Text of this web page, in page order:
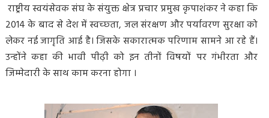
राष्ट्रीय स्वयंसेवक संघ के संयुक्त क्षेत्र प्रचार प्रमुख कृपाशंकर ने कहा कि
2014 के बाद से देश में स्वच्छ्ता, जल संरक्षण और पर्यावरण सुरक्षा को
लेकर नई जागृति आई है। जिसके सकारात्मक परिणाम सामने आ रहे हैं।
उन्होंने कहा की भावी पीढ़ी को इन तीनों विषयों पर गंभीरता और
जिम्मेदारी के साथ काम करना होगा ।